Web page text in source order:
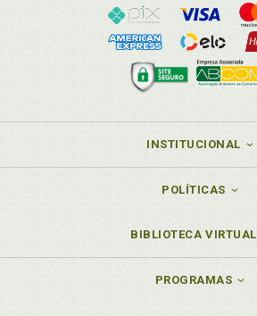
INSTITUCIONAL
POLÍTICAS
BIBLIOTECA VIRTUAL
PROGRAMAS